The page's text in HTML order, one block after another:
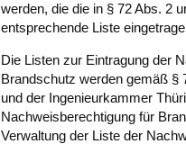
werden, die die in § 72 Abs. 2
entsprechende Liste
Die Listen zur Eintragung der
Brandschutz werden gemäß §
und der Ingenieurkammer
Nachweisberechtigung für
Verwaltung der Liste der